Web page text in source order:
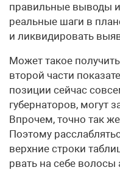
правильные выводы
реальные шаги в
и ликвидировать
Может такое
второй части
позиции сейчас
губернаторов, могут
Впрочем, точно так
Поэтому
верхние строки
рвать на себе